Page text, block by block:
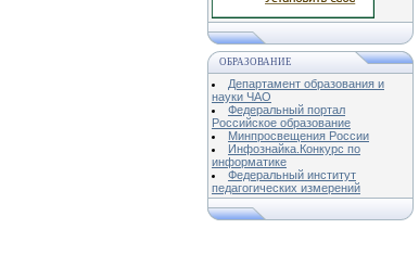
ОБРАЗОВАНИЕ
Департамент образования и
науки ЧАО
Федеральный портал
Российское образование
Минпросвещения России
Инфознайка.Конкурс по
информатике
Федеральный институт
педагогических измерений